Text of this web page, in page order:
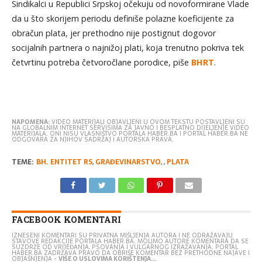
Sindikalci u Republici Srpskoj očekuju od novoformirane Vlade
da u što skorijem periodu definiše polazne koeficijente za
obračun plata, jer prethodno nije postignut dogovor
socijalnih partnera o najnižoj plati, koja trenutno pokriva tek
četvrtinu potreba četvoročlane porodice, piše BHRT.
NAPOMENA:VIDEO MATERIJALI OBJAVLJENI U OVOM TEKSTU POSTAVLJENI SU
NA GLOBALNIM INTERNET SERVISIMA ZA JAVNO I BESPLATNO DIJELJENJE VIDEO
MATERIJALA. ONI NISU VLASNIŠTVO PORTALA HABER.BA I PORTAL HABER.BA NE
ODGOVARA ZA NJIHOV SADRŽAJ I AUTORSKA PRAVA.
TEME: BH. ENTITET RS, GRAĐEVINARSTVO,, PLATA
FACEBOOK KOMENTARI
IZNESENI KOMENTARI SU PRIVATNA MIŠLJENJA AUTORA I NE ODRAŽAVAJU
STAVOVE REDAKCIJE PORTALA HABER.BA. MOLIMO AUTORE KOMENTARA DA SE
SUZDRŽE OD VRIJEĐANJA, PSOVANJA I VULGARNOG IZRAŽAVANJA. PORTAL
HABER.BA ZADRŽAVA PRAVO DA OBRIŠE KOMENTAR BEZ PRETHODNE NAJAVE I
OBJAŠNJENJA -VIŠE O USLOVIMA KORIŠTENJA...